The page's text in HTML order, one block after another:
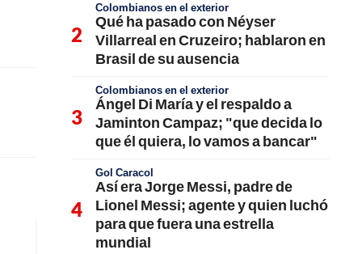
Colombianos en el exterior
Qué ha pasado con Néyser
Villarreal en Cruzeiro; hablaron en
Brasil de su ausencia
Colombianos en el exterior
Ángel Di María y el respaldo a
Jaminton Campaz; "que decida lo
que él quiera, lo vamos a bancar"
Gol Caracol
Así era Jorge Messi, padre de
Lionel Messi; agente y quien luchó
para que fuera una estrella
mundial